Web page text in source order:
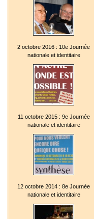
2 octobre 2016 : 10e Journée
nationale et identitaire
11 octobre 2015 : 9e Journée
nationale et identitaire
12 octobre 2014 : 8e Journée
nationale et identitaire